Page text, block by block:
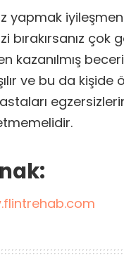
yapmak
bırakırsanız
kazanılmış
ve bu da